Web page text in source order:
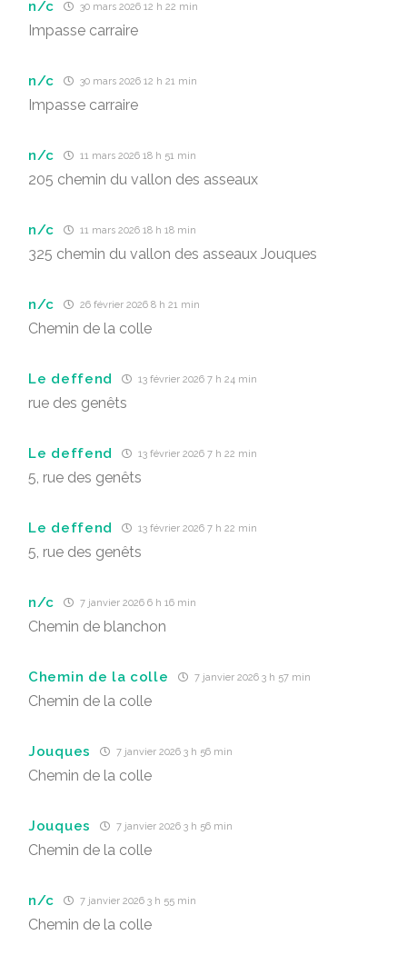
n/c 30 mars 2026 12 h 22 min
Impasse carraire
n/c 30 mars 2026 12 h 21 min
Impasse carraire
n/c 11 mars 2026 18 h 51 min
205 chemin du vallon des asseaux
n/c 11 mars 2026 18 h 18 min
325 chemin du vallon des asseaux Jouques
n/c 26 février 2026 8 h 21 min
Chemin de la colle
Le deffend 13 février 2026 7 h 24 min
rue des genêts
Le deffend 13 février 2026 7 h 22 min
5, rue des genêts
Le deffend 13 février 2026 7 h 22 min
5, rue des genêts
n/c 7 janvier 2026 6 h 16 min
Chemin de blanchon
Chemin de la colle 7 janvier 2026 3 h 57 min
Chemin de la colle
Jouques 7 janvier 2026 3 h 56 min
Chemin de la colle
Jouques 7 janvier 2026 3 h 56 min
Chemin de la colle
n/c 7 janvier 2026 3 h 55 min
Chemin de la colle